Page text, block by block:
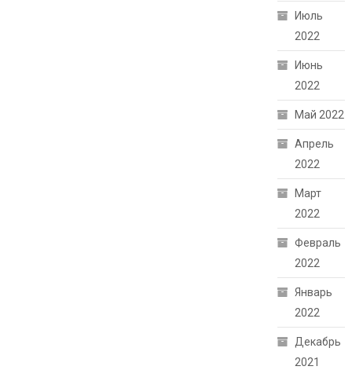
Июль
2022
Июнь
2022
Май 2022
Апрель
2022
Март
2022
Февраль
2022
Январь
2022
Декабрь
2021